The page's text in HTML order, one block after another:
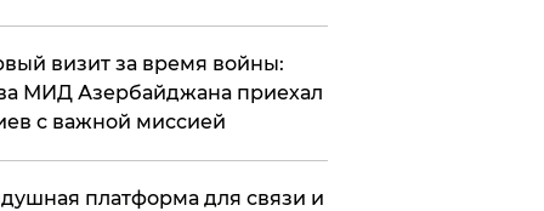
визит за время войны:
МИД Азербайджана приехал
с важной миссией
платформа для связи и